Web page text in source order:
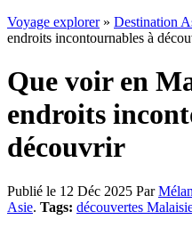
Voyage explorer» Destination
endroits incontournables à
Que voir en
endroits
découvrir
Publié le 12 Déc 2025 Par
Asie. Tags: découvertes